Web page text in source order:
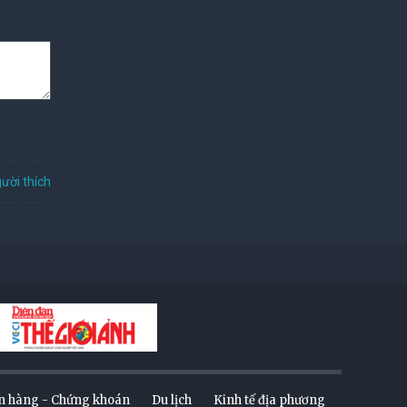
thích
hàng - Chứng khoán Du lịch Kinh tế địa phương